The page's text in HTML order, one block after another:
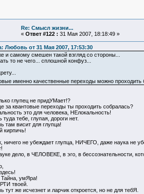
Re: Смысл жизни...
« Ответ #122 : 31 Мая 2007, 18:18:49 »
Любовь от 31 Мая 2007, 17:53:30
и самому смешен такой взгляд со стороны...
то не чего... сплошной конфуз...
именно качественные переходы можно проходить
глупец не придУМает!?
за квантовые переходы ты проходить собралась?
это для человека, НЕлокальность!
туда тебе, глупая, дороги нет.
там висит для глупца!
кирпичь!
ничего не убеждает глупца, НИЧЕГО, даже наука не
дело, в ЧЕЛОВЕКЕ, в эго, в бессознательности,
Тайна, умЯра!
твоей.
тут же исчезнет и ларчик откроется, но не для тебЯ.